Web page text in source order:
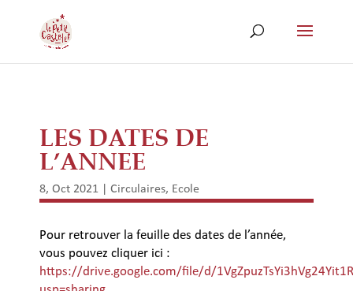
LES DATES DE
L’ANNEE
8, Oct 2021 Circulaires, Ecole
Pour retrouver la feuille des dates de l’année,
vous pouvez cliquer ici :
https://drive.google.com/file/d/